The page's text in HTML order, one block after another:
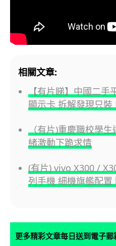
相關文章:
【有片睇】中國二手
顯示卡 拆解發現只裝
（有片)重慶職校學
緒激動下跪求情
(有片) vivo X300 /
列手機 細機旗艦配
更多精彩文章每日送到電子郵